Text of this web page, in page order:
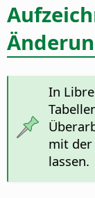
In
mit der
lassen.